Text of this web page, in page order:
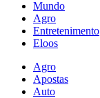
Mundo
Agro
Entretenimento
Eloos
Agro
Apostas
Auto